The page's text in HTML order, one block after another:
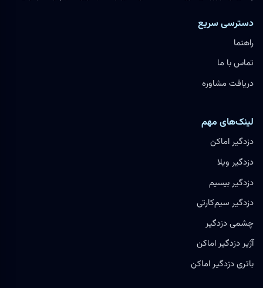
دسترسی سریع
راهنما
تماس با ما
دریافت مشاوره
لینک‌های مهم
دزدگیر اماکن
دزدگیر ویلا
دزدگیر بیسیم
دزدگیر سیم‌کارتی
چشمی دزدگیر
آژیر دزدگیر اماکن
باتری دزدگیر اماکن